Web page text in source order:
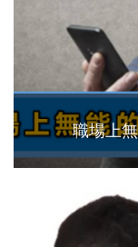
職場上